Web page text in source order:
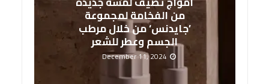
من الفخامة لمجموعة
’جايدنس‘ من خلال مرطب
الجسم وعطر للشعر
December 11, 2024